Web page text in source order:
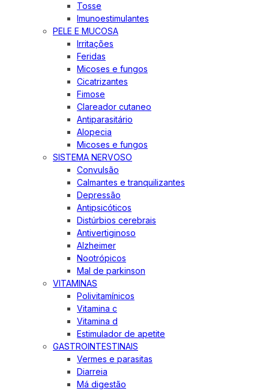
Tosse
Imunoestimulantes
PELE E MUCOSA
Irritações
Feridas
Micoses e fungos
Cicatrizantes
Fimose
Clareador cutaneo
Antiparasitário
Alopecia
Micoses e fungos
SISTEMA NERVOSO
Convulsão
Calmantes e tranquilizantes
Depressão
Antipsicóticos
Distúrbios cerebrais
Antivertiginoso
Alzheimer
Nootrópicos
Mal de parkinson
VITAMINAS
Polivitamínicos
Vitamina c
Vitamina d
Estimulador de apetite
GASTROINTESTINAIS
Vermes e parasitas
Diarreia
Má digestão